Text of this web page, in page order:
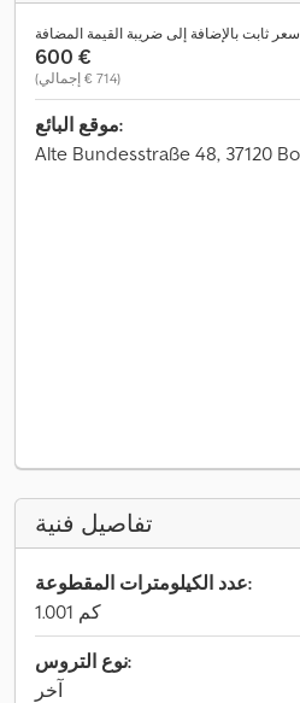
سعر ثابت بالإضافة إلى ضريبة القيمة المضافة
‏600 €
(‏714 € إجمالي)
موقع البائع:
تفاصيل فنية
عدد الكيلومترات المقطوعة:
1.001 كم
نوع التروس:
آخر